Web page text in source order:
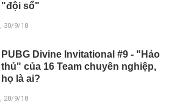
"đội sổ"
, 30/9/18
PUBG Divine Invitational #9 - "Hảo
thủ" của 16 Team chuyên nghiệp,
họ là ai?
, 28/9/18